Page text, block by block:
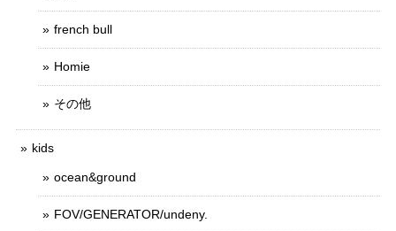
french bull
Homie
その他
kids
ocean&ground
FOV/GENERATOR/undeny.